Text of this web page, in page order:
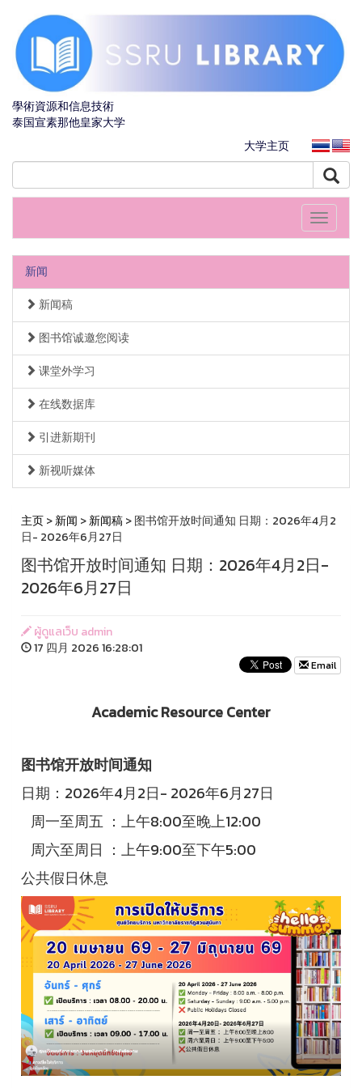
學術資源和信息技術
泰国宣素那他皇家大学
大学主页
Toggle
新闻
新闻稿
图书馆诚邀您阅读
课堂外学习
在线数据库
引进新期刊
新视听媒体
主页>新闻 >新闻稿> 图书馆开放时间通知 日期：2026年4月2
日- 2026年6月27日
图书馆开放时间通知 日期：2026年4月2日-
2026年6月27日
ผู้ดูแลเว็บ admin
17 四月 2026 16:28:01
Email
A cademic Resource Center
图书馆开放时间通知
日期：2026年4月2日- 2026年6月27日
周一至周五 ：上午8:00至晚上12:00
周六至周日 ：上午9:00至下午5:00
公共假日休息